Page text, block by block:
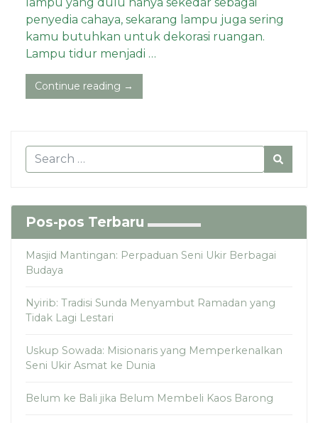
penyedia cahaya, sekarang lampu juga sering
kamu butuhkan untuk dekorasi ruangan.
Lampu tidur menjadi …
Continue reading →
Pos-pos Terbaru
Masjid Mantingan: Perpaduan Seni Ukir Berbagai
Budaya
Nyirib: Tradisi Sunda Menyambut Ramadan yang
Tidak Lagi Lestari
Uskup Sowada: Misionaris yang Memperkenalkan
Seni Ukir Asmat ke Dunia
Belum ke Bali jika Belum Membeli Kaos Barong